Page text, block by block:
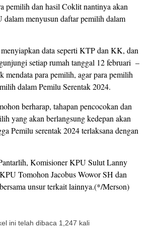
pemilih dan hasil Coklit nantinya akan
dalam menyusun daftar pemilih dalam
data seperti KTP dan KK, dan
setiap rumah tanggal 12 februari –
mendata para pemilih, agar para pemilih
dalam Pemilu Serentak 2024.
berharap, tahapan pencocokan dan
yang akan berlangsung kedepan akan
Pemilu serentak 2024 terlaksana dengan
Komisioner KPU Sulut Lanny
Tomohon Jacobus Wowor SH dan
unsur terkait lainnya.(*/Merson)
ini telah dibaca 1,247 kali